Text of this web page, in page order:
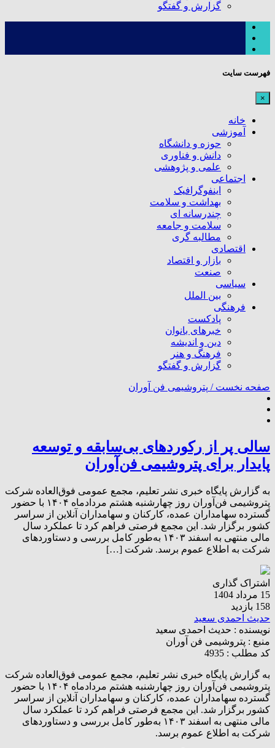
گزارش و گفتگو
فهرست سایت
×
خانه
آموزشی
حوزه و دانشگاه
دانش و فناوری
علمی و پژوهشی
اجتماعی
اینفوگرافیک
بهداشت و سلامت
چندرسانه ای
سلامت و جامعه
مطالبه گری
اقتصادی
بازار و اقتصاد
صنعت
سیاسی
بین الملل
فرهنگی
پادکست
خبرهای بانوان
دین و اندیشه
فرهنگ و هنر
گزارش و گفتگو
صفحه نخست / پتروشیمی فن آوران
سالی پر از رکوردهای بی‌سابقه و توسعه
پایدار برای پتروشیمی فن‌آوران
به گزارش پایگاه خبری نشر تعلیم، مجمع عمومی فوق‌العاده شرکت
پتروشیمی فن‌آوران روز چهارشنبه هشتم مردادماه ۱۴۰۴ با حضور
گسترده سهامداران عمده، کارکنان و سهامداران آنلاین از سراسر
کشور برگزار شد. این مجمع فرصتی فراهم کرد تا عملکرد سال
مالی منتهی به اسفند ۱۴۰۳ به‌طور کامل بررسی و دستاوردهای
شرکت به اطلاع عموم برسد. شرکت […]
اشتراک گذاری
15 مرداد 1404
158 بازدید
حدیث احمدی سعید
نویسنده : حدیث احمدی سعید
منبع : پتروشیمی فن آوران
کد مطلب : 4935
به گزارش پایگاه خبری نشر تعلیم، مجمع عمومی فوق‌العاده شرکت
پتروشیمی فن‌آوران روز چهارشنبه هشتم مردادماه ۱۴۰۴ با حضور
گسترده سهامداران عمده، کارکنان و سهامداران آنلاین از سراسر
کشور برگزار شد. این مجمع فرصتی فراهم کرد تا عملکرد سال
مالی منتهی به اسفند ۱۴۰۳ به‌طور کامل بررسی و دستاوردهای
شرکت به اطلاع عموم برسد.